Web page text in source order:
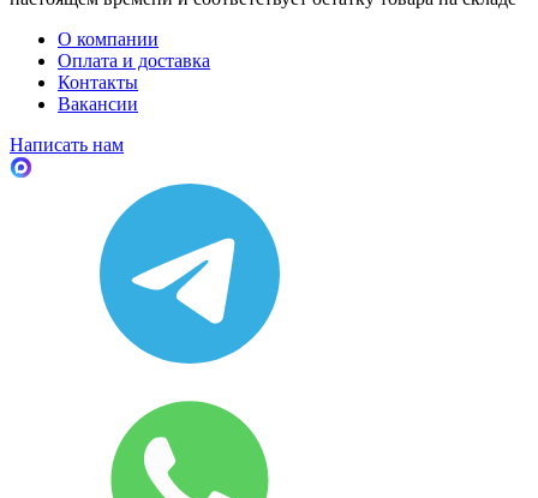
О компании
Оплата и доставка
Контакты
Вакансии
Написать нам